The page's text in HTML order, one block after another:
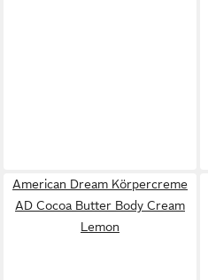
American Dream Körpercreme
AD Cocoa Butter Body Cream
Lemon